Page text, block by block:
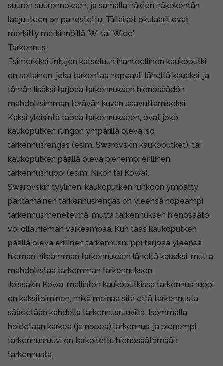
suuren suurennoksen, ja samalla näiden näkokentän
laajuuteen on panostettu. Tällaiset okulaarit ovat
merkitty merkinnöillä 'W' tai 'Wide'.
Tarkennus
Esimerkiksi lintujen katseluun ihanteellinen kaukoputki
on sellainen, joka tarkentaa nopeasti läheltä kauaksi, ja
tämän lisäksi tarjoaa tarkennuksen hienosäädön
mahdollisimman terävän kuvan saavuttamiseksi.
Kaksi yleisintä tapaa tarkennukseen, ovat joko
kaukoputken rungon ympärillä oleva iso
tarkennusrengas (esim. Swarovskin kaukoputket), tai
kaukoputken päällä oleva pienempi erillinen
tarkennusnuppi (esim. Nikon tai Kowa).
Swarovskin tyylinen, kaukoputken runkoon ympätty
pantamainen tarkennusrengas on yleensä nopeampi
tarkennusmenetelmä, mutta tarkennuksen hienosäätö
voi olla hieman vaikeampaa. Kun taas kaukoputken
päällä oleva erillinen tarkennusnuppi tarjoaa yleensä
hieman hitaamman tarkennuksen läheltä kauaksi, mutta
mahdollistaa tarkemman tarkennuksen.
Joissakin Kowa-malliston kaukoputkissa tarkennusnuppi
on kaksitoiminen, mikä meinaa sitä että tarkennusta
säädetään kahdella tarkennusruuvilla. Isommalla
hoidetaan karkea (ja nopea) tarkennus, ja pienempi
tarkennusruuvi on tarkoitettu hienosäätämään
tarkennusta.